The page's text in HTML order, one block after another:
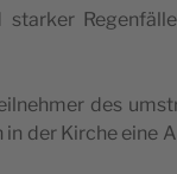
star­ker
des
der Kir­che eine